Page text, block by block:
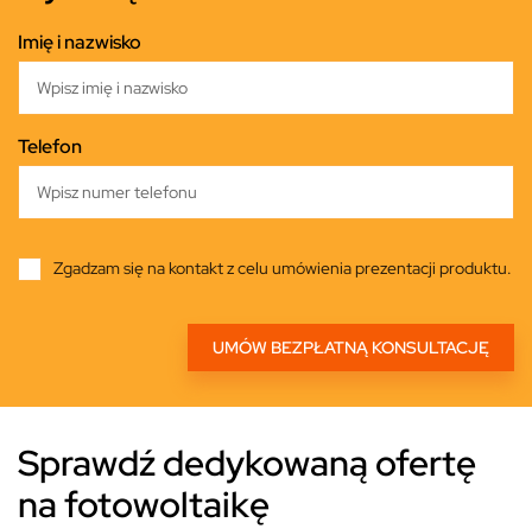
Imię i nazwisko
Telefon
Zgadzam się na kontakt z celu umówienia prezentacji produktu.
Sprawdź dedykowaną ofertę
na fotowoltaikę